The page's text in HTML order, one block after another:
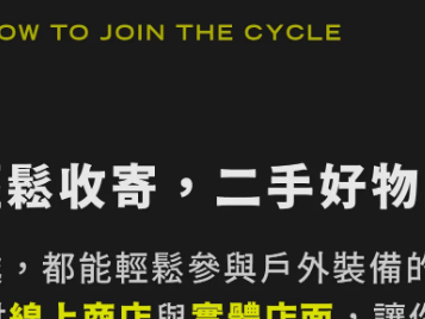
效果
Zip 全開襟設計 / 拉鍊胸袋 / 雙側暖手口袋 / 吸